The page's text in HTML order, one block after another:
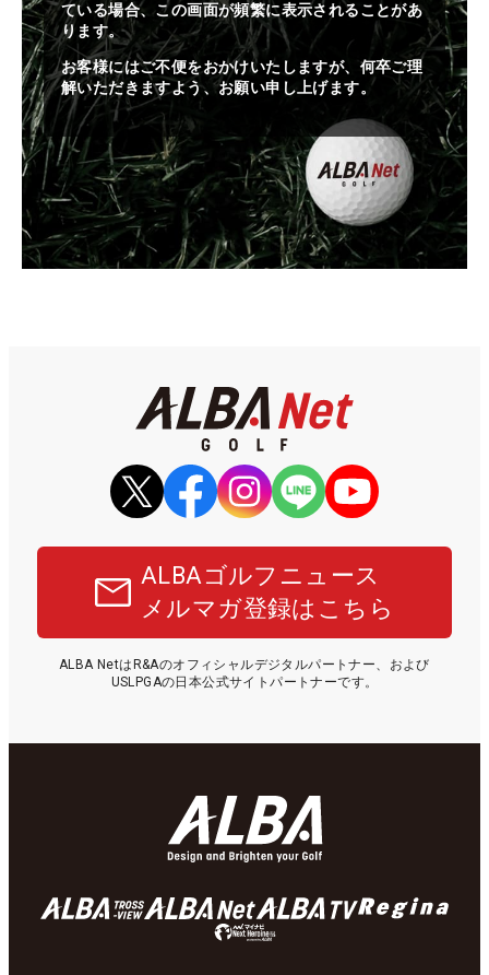
ている場合、この画面が頻繁に表示されることがあ
ります。
お客様にはご不便をおかけいたしますが、何卒ご理
解いただきますよう、お願い申し上げます。
ALBAゴルフニュース
メルマガ登録はこちら
ALBA NetはR&Aのオフィシャルデジタルパートナー、および
USLPGAの日本公式サイトパートナーです。